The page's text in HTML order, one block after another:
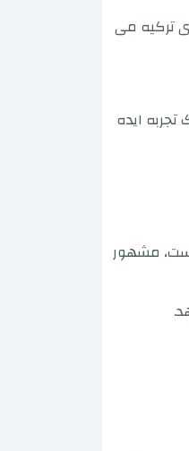
ترکیه می
ایده
مشهور